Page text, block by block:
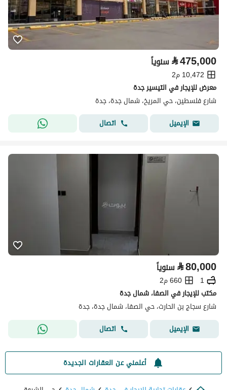
⃁475,000 سنوياً
10,472 م2
معرض للإيجار في التيسير جدة
شارع فلسطين، حي المريخ، شمال جدة، جدة
الإيميل
اتصال
⃁80,000 سنوياً
1
660 م2
مكتب للإيجار في الصفا، شمال جدة
شارع سجاج بن الحارث، حي الصفا، شمال جدة، جدة
الإيميل
اتصال
أعلمني عن العقارات الجديدة